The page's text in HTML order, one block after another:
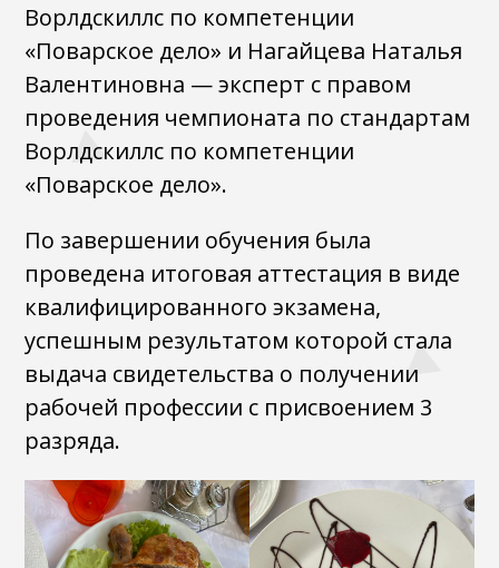
Ворлдскиллс по компетенции
«Поварское дело» и Нагайцева Наталья
Валентиновна — эксперт с правом
проведения чемпионата по стандартам
Ворлдскиллс по компетенции
«Поварское дело».
По завершении обучения была
проведена итоговая аттестация в виде
квалифицированного экзамена,
успешным результатом которой стала
выдача свидетельства о получении
рабочей профессии с присвоением 3
разряда.